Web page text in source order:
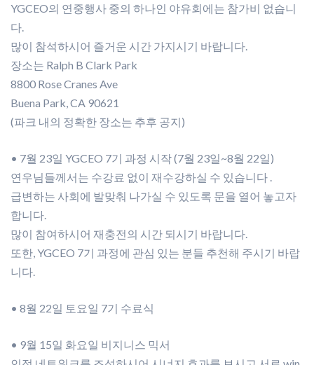
YGCEO의 연중행사 중의 하나인 야유회에는 참가비 없습니
다.
많이 참석하시어 즐거운 시간 가지시기 바랍니다.
장소는 Ralph B Clark Park
8800 Rose Cranes Ave
Buena Park, CA 90621
(파크 내의 정확한 장소는 추후 공지)
• 7월 23일 YGCEO 7기 과정 시작 (7월 23일~8월 22일)
연우님들께서는 수강료 없이 재수강하실 수 있습니다 .
급변하는 사회에 발맞춰 나가실 수 있도록 문을 열어 놓고자
합니다.
많이 참여하시어 재충전의 시간 되시기 바랍니다.
또한, YGCEO 7기 과정에 관심 있는 분들 추천해 주시기 바랍
니다.
• 8월 22일 토요일 7기 수료식
• 9월 15일 화요일 비지니스 믹서